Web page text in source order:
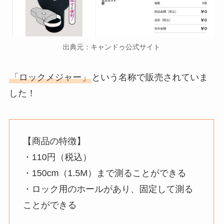
出典元：キャンドゥ公式サイト
「ロックメジャー」という名称で販売されていま
した！
【商品の特徴】
・110円（税込）
・150cm（1.5M）まで測ることができる
・ロック用のホールがあり、固定して測る
ことができる